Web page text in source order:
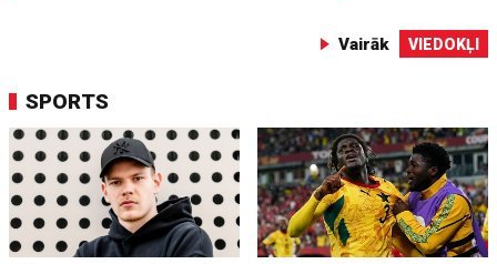
Vairāk VIEDOKĻI
SPORTS